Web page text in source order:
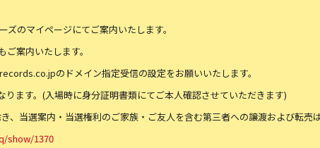
のマイページにてご案内いたします。
案内いたします。
のドメイン指定受信の設定をお願いいたします。
ます。(入場時に身分証明書類にてご本人確認させていただきます)
当選案内・当選権利のご家族・ご友人を含む第三者への譲渡および転売
show/1370